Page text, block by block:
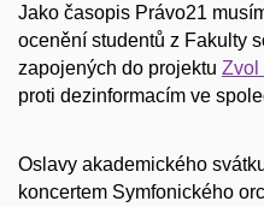
Jako časopis Právo21
ocenění studentů z Fakulty
zapojených do projektu Zvol
proti dezinformacím ve
Oslavy akademického
koncertem Symfonického